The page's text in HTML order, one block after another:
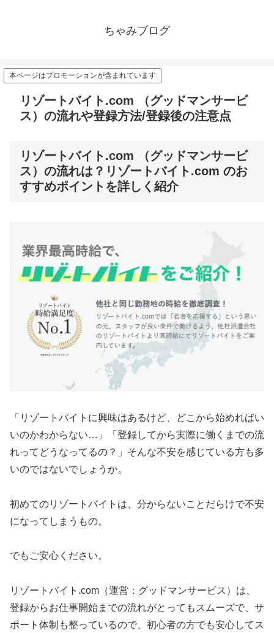
ちゃみブログ
本ページはプロモーションが含まれています
リゾートバイト.com （グッドマンサービ
ス）の流れや登録方法/登録後の注意点
リゾートバイト.com （グッドマンサービ
ス）の流れは？リゾートバイト.com のお
すすめポイントを詳しく紹介
「リゾートバイトに興味はあるけど、どこから始めればい
いのかわからない…」「登録してから実際に働くまでの流
れってどうなってるの？」そんな不安を感じている方も多
いのではないでしょうか。
初めてのリゾートバイトは、分からないことだらけで不安
になってしまうもの。
でもご安心ください。
リゾートバイト.com（運営：グッドマンサービス）は、
登録からお仕事開始までの流れがとってもスムーズで、サ
ポート体制も整っているので、初心者の方でも安心してス